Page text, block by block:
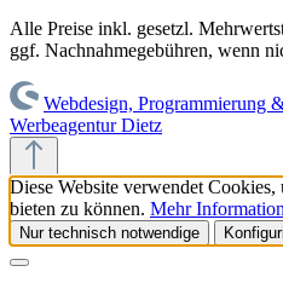
Alle Preise inkl. gesetzl.
ggf. Nachnahmegebühren, wenn
Webdesign, Programmierung
Werbeagentur Dietz
Diese Website verwendet
bieten zu können. Mehr
Nur technisch notwendige